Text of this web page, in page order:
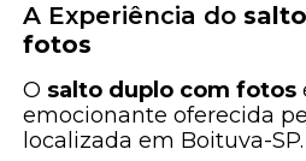
A Experiência do
fotos
O salto duplo com fotos
emocionante oferecida
localizada em Boituva-SP.